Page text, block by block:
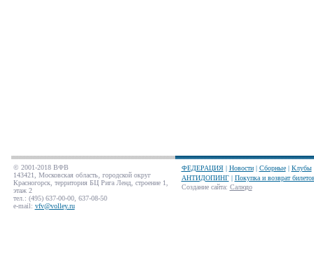
© 2001-2018 ВФВ
143421, Московская область, городской округ
Красногорск, территория БЦ Рига Ленд, строение 1,
этаж 2
тел.: (495) 637-00-00, 637-08-50
e-mail: vfv@volley.ru
ФЕДЕРАЦИЯ| Новости| Сборные| Клубы
АНТИДОПИНГ| Покупка и возврат
Создание сайта: Салюдо